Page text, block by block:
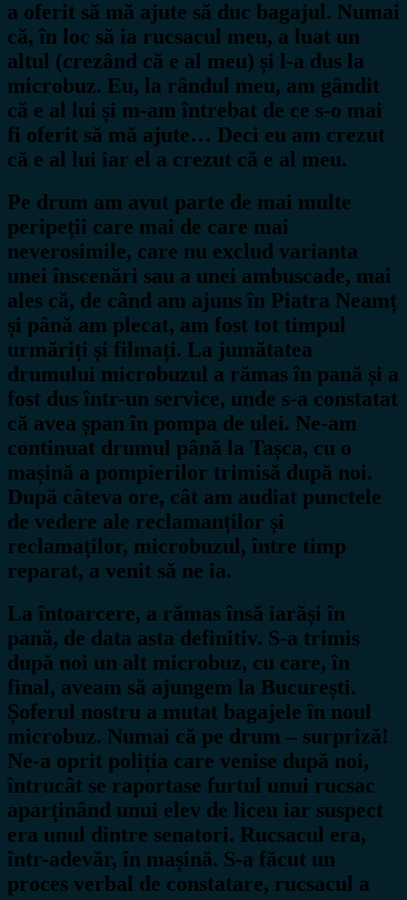
a oferit să mă ajute să duc bagajul. Numai
că, în loc să ia rucsacul meu, a luat un
altul (crezând că e al meu) și l-a dus la
microbuz. Eu, la rândul meu, am gândit
că e al lui și m-am întrebat de ce s-o mai
fi oferit să mă ajute… Deci eu am crezut
că e al lui iar el a crezut că e al meu.
Pe drum am avut parte de mai multe
peripeții care mai de care mai
neverosimile, care nu exclud varianta
unei înscenări sau a unei ambuscade, mai
ales că, de când am ajuns în Piatra Neamț
și până am plecat, am fost tot timpul
urmăriți și filmați. La jumătatea
drumului microbuzul a rămas în pană și a
fost dus într-un service, unde s-a constatat
că avea șpan în pompa de ulei. Ne-am
continuat drumul până la Tașca, cu o
mașină a pompierilor trimisă după noi.
După câteva ore, cât am audiat punctele
de vedere ale reclamanților și
reclamaților, microbuzul, între timp
reparat, a venit să ne ia.
La întoarcere, a rămas însă iarăși în
pană, de data asta definitiv. S-a trimis
după noi un alt microbuz, cu care, în
final, aveam să ajungem la București.
Șoferul nostru a mutat bagajele în noul
microbuz. Numai că pe drum – surpriză!
Ne-a oprit poliția care venise după noi,
întrucât se raportase furtul unui rucsac
aparținând unui elev de liceu iar suspect
era unul dintre senatori. Rucsacul era,
într-adevăr, în mașină. S-a făcut un
proces verbal de constatare, rucsacul a